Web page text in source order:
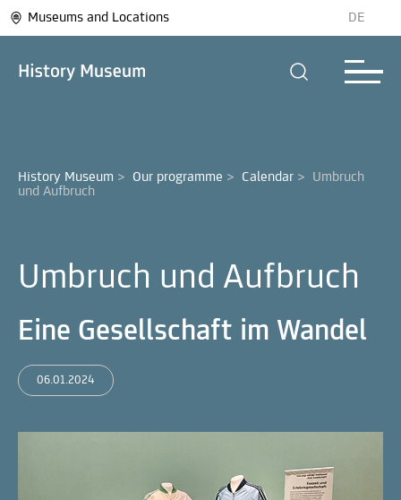
Museums and Locations DE
History Museum > Our programme > Calendar > Umbruch
und Aufbruch
Umbruch und Aufbruch
Eine Gesellschaft im Wandel
06.01.2024